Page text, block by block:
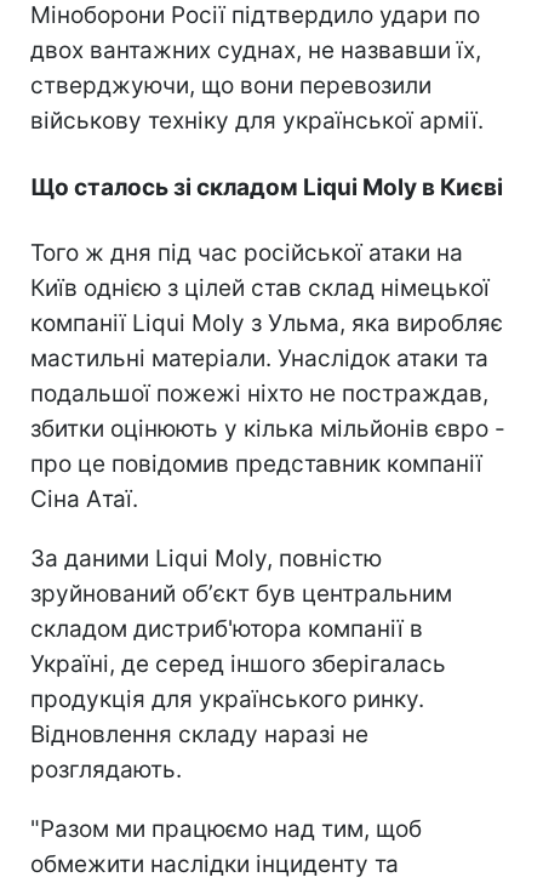
Міноборони Росії підтвердило удари по
двох вантажних суднах, не назвавши їх,
стверджуючи, що вони перевозили
військову техніку для української армії.
Що сталось зі складом Liqui Moly в Києві
Того ж дня під час російської атаки на
Київ однією з цілей став склад німецької
компанії Liqui Moly з Ульма, яка виробляє
мастильні матеріали. Унаслідок атаки та
подальшої пожежі ніхто не постраждав,
збитки оцінюють у кілька мільйонів євро -
про це повідомив представник компанії
Сіна Атаї.
За даними Liqui Moly, повністю
зруйнований обʼєкт був центральним
складом дистриб'ютора компанії в
Україні, де серед іншого зберігалась
продукція для українського ринку.
Відновлення складу наразі не
розглядають.
"Разом ми працюємо над тим, щоб
обмежити наслідки інциденту та